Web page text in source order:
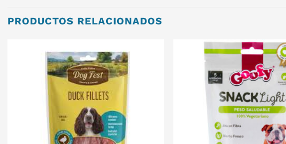
PRODUCTOS RELACIONADOS